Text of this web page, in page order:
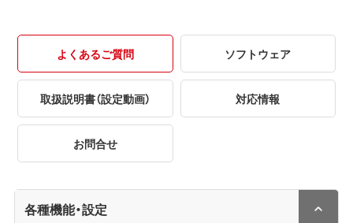
よくあるご質問 ソフトウェア
取扱説明書（設定動画） 対応情報
お問合せ
各種機能・設定